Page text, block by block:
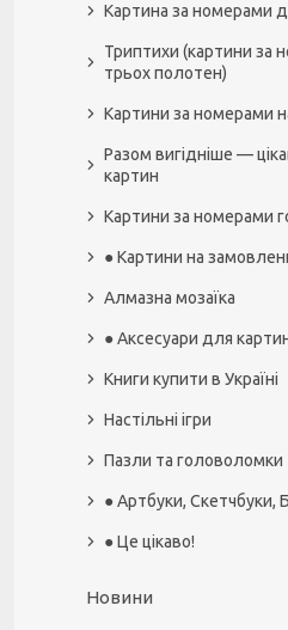
Картина за номерами
Триптихи (картини за
трьох полотен)
Картини за номерами
Разом вигідніше —
картин
Картини за номерами
● Картини на
Алмазна мозаїка
● Аксесуари для
Книги купити в Україні
Настільні ігри
Пазли та головоломки
● Артбуки, Скетчбуки,
● Це цікаво!
Новини